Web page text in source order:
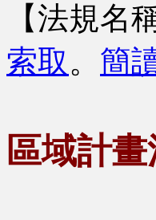
【法規名
索取 。 簡
區域計